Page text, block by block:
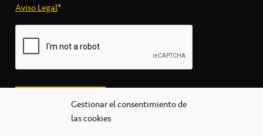
Gestionar el consentimiento de
las cookies
Aviso Legal*